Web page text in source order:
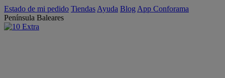
Estado de mi pedido Tiendas Ayuda Blog App Conforama
Península Baleares